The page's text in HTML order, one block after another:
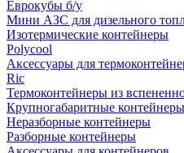
Еврокубы б/у
Мини АЗС для дизельного
Изотермические контейнеры
Polycool
Аксессуары для
Ric
Термоконтейнеры из
Крупногабаритные контейнеры
Неразборные контейнеры
Разборные контейнеры